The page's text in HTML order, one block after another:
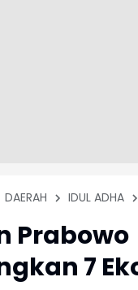
DAERAH IDUL ADHA
Prabowo
7